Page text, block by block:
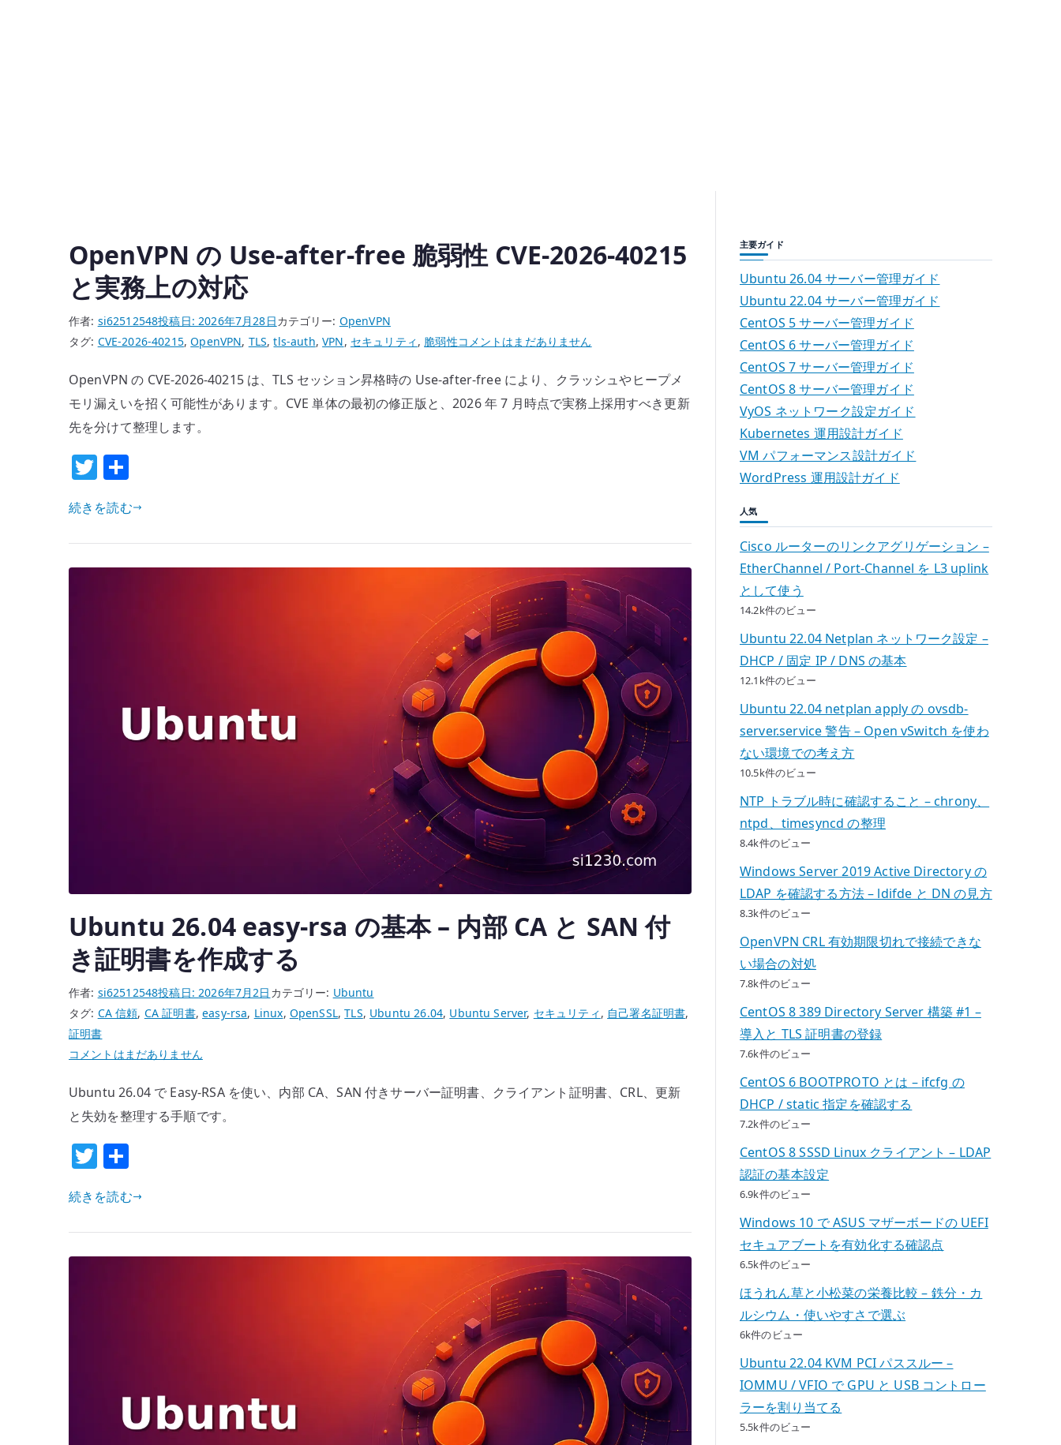
OpenVPN の Use-after-free 脆弱性 CVE-2026-40215
と実務上の対応
作者: si62512548投稿日:2026年7月28日カテゴリー: OpenVPN
タグ: CVE-2026-40215,OpenVPN, TLS,tls-auth,VPN, セキュリティ , 脆弱性OpenVPN
Use-
after-
40215
と
務
上
の
対
応
へ
コメントはまだありません
OpenVPN の CVE-2026-40215 は、TLS セッション昇格時の Use-after-free により、クラッシュやヒープメ
モリ漏えいを招く可能性があります。CVE 単体の最初の修正版と、2026 年 7 月時点で実務上採用すべき更新
先を分けて整理します。
T
w
it
te
r
続きを読む
Ubuntu 26.04 easy-rsa の基本 – 内部 CA と SAN 付
き証明書を作成する
作者: si62512548投稿日:2026年7月2日 カテゴリー: Ubuntu
タグ: CA 信頼, CA 証明書,easy-rsa, Linux, OpenSSL,TLS, Ubuntu 26.04, Ubuntu Server, セキュリティ , 自己署名証明書,
証明書
Ubuntu
easy-
rsa
基
–
CA
コメントはまだありません
Ubuntu 26.04 で Easy-RSA を使い、内部 CA、SAN 付きサーバー証明書、クライアント証明書、CRL、更新
と失効を整理する手順です。
T
w
it
te
r
続きを読む
主要ガイド
Ubuntu 26.04 サーバー管理ガイド
Ubuntu 22.04 サーバー管理ガイド
CentOS 5 サーバー管理ガイド
CentOS 6 サーバー管理ガイド
CentOS 7 サーバー管理ガイド
CentOS 8 サーバー管理ガイド
VyOS ネットワーク設定ガイド
Kubernetes 運用設計ガイド
VM パフォーマンス設計ガイド
WordPress 運用設計ガイド
人気
Cisco ルーターのリンクアグリゲーション –
EtherChannel / Port-Channel を L3 uplink
として使う
14.2k件のビュー
Ubuntu 22.04 Netplan ネットワーク設定 –
DHCP / 固定 IP / DNS の基本
12.1k件のビュー
Ubuntu 22.04 netplan apply の ovsdb-
server.service 警告 – Open vSwitch を使わ
ない環境での考え方
10.5k件のビュー
NTP トラブル時に確認すること – chrony、
ntpd、timesyncd の整理
8.4k件のビュー
Windows Server 2019 Active Directory の
LDAP を確認する方法 – ldifde と DN の見方
8.3k件のビュー
OpenVPN CRL 有効期限切れで接続できな
い場合の対処
7.8k件のビュー
CentOS 8 389 Directory Server 構築 #1 –
導入と TLS 証明書の登録
7.6k件のビュー
CentOS 6 BOOTPROTO とは – ifcfg の
DHCP / static 指定を確認する
7.2k件のビュー
CentOS 8 SSSD Linux クライアント – LDAP
認証の基本設定
6.9k件のビュー
Windows 10 で ASUS マザーボードの UEFI
セキュアブートを有効化する確認点
6.5k件のビュー
ほうれん草と小松菜の栄養比較 – 鉄分・カ
ルシウム・使いやすさで選ぶ
6k件のビュー
Ubuntu 22.04 KVM PCI パススルー –
IOMMU / VFIO で GPU と USB コントロー
ラーを割り当てる
5.5k件のビュー